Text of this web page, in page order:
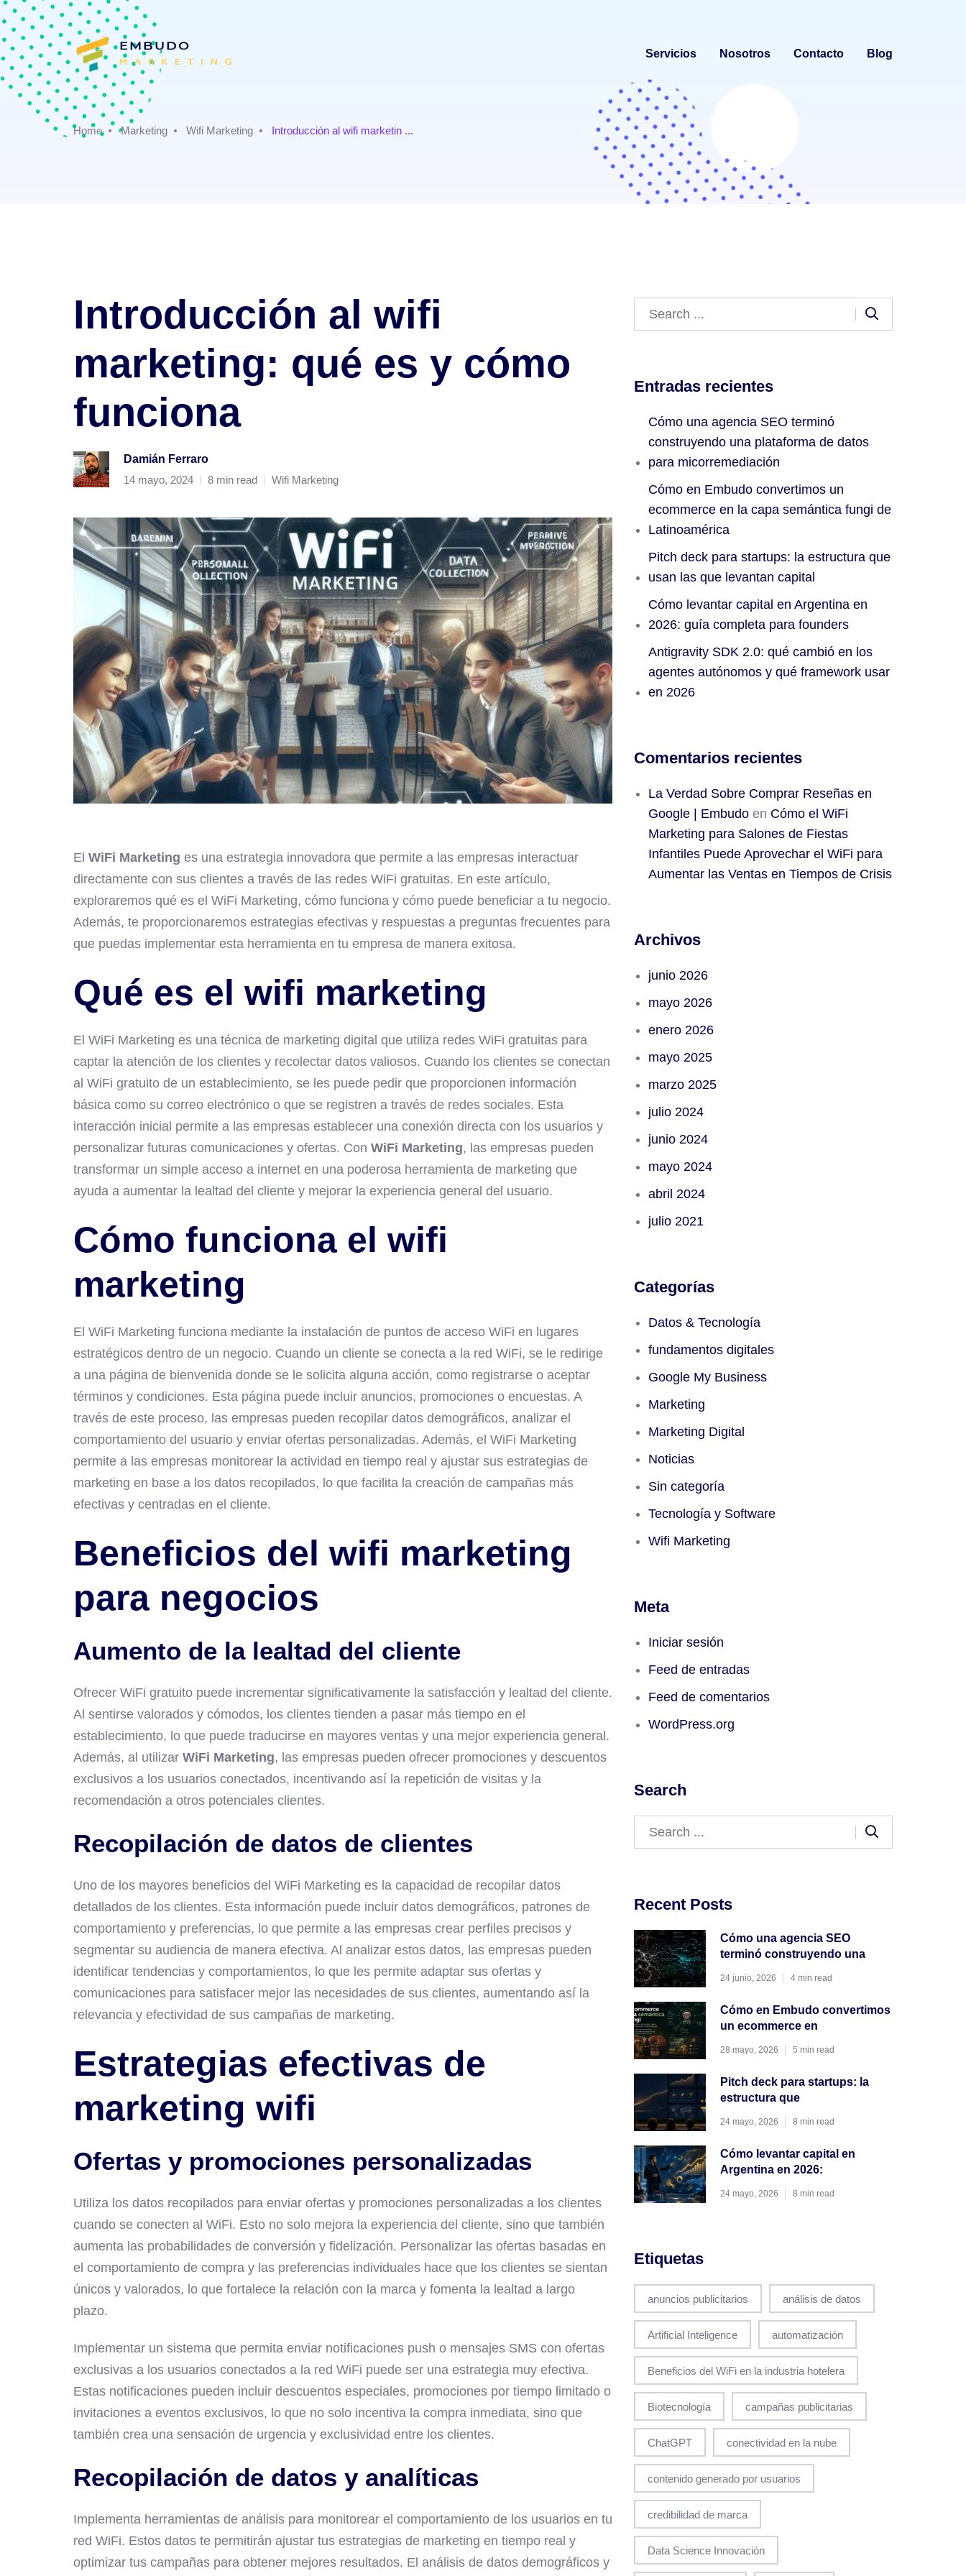
Servicios Nosotros Contacto Blog
Home Marketing Wifi Marketing Introducción al wifi marketin ...
Introducción al wifi
marketing: qué es y cómo
funciona
Damián Ferraro
14 mayo, 2024
8 min read Wifi Marketing
El WiFi Marketing es una estrategia innovadora que permite a las empresas interactuar
directamente con sus clientes a través de las redes WiFi gratuitas. En este artículo,
exploraremos qué es el WiFi Marketing, cómo funciona y cómo puede beneficiar a tu negocio.
Además, te proporcionaremos estrategias efectivas y respuestas a preguntas frecuentes para
que puedas implementar esta herramienta en tu empresa de manera exitosa.
Qué es el wifi marketing
El WiFi Marketing es una técnica de marketing digital que utiliza redes WiFi gratuitas para
captar la atención de los clientes y recolectar datos valiosos. Cuando los clientes se conectan
al WiFi gratuito de un establecimiento, se les puede pedir que proporcionen información
básica como su correo electrónico o que se registren a través de redes sociales. Esta
interacción inicial permite a las empresas establecer una conexión directa con los usuarios y
personalizar futuras comunicaciones y ofertas. Con WiFi Marketing, las empresas pueden
transformar un simple acceso a internet en una poderosa herramienta de marketing que
ayuda a aumentar la lealtad del cliente y mejorar la experiencia general del usuario.
Cómo funciona el wifi
marketing
El WiFi Marketing funciona mediante la instalación de puntos de acceso WiFi en lugares
estratégicos dentro de un negocio. Cuando un cliente se conecta a la red WiFi, se le redirige
a una página de bienvenida donde se le solicita alguna acción, como registrarse o aceptar
términos y condiciones. Esta página puede incluir anuncios, promociones o encuestas. A
través de este proceso, las empresas pueden recopilar datos demográficos, analizar el
comportamiento del usuario y enviar ofertas personalizadas. Además, el WiFi Marketing
permite a las empresas monitorear la actividad en tiempo real y ajustar sus estrategias de
marketing en base a los datos recopilados, lo que facilita la creación de campañas más
efectivas y centradas en el cliente.
Beneficios del wifi marketing
para negocios
Aumento de la lealtad del cliente
Ofrecer WiFi gratuito puede incrementar significativamente la satisfacción y lealtad del cliente.
Al sentirse valorados y cómodos, los clientes tienden a pasar más tiempo en el
establecimiento, lo que puede traducirse en mayores ventas y una mejor experiencia general.
Además, al utilizar WiFi Marketing, las empresas pueden ofrecer promociones y descuentos
exclusivos a los usuarios conectados, incentivando así la repetición de visitas y la
recomendación a otros potenciales clientes.
Recopilación de datos de clientes
Uno de los mayores beneficios del WiFi Marketing es la capacidad de recopilar datos
detallados de los clientes. Esta información puede incluir datos demográficos, patrones de
comportamiento y preferencias, lo que permite a las empresas crear perfiles precisos y
segmentar su audiencia de manera efectiva. Al analizar estos datos, las empresas pueden
identificar tendencias y comportamientos, lo que les permite adaptar sus ofertas y
comunicaciones para satisfacer mejor las necesidades de sus clientes, aumentando así la
relevancia y efectividad de sus campañas de marketing.
Estrategias efectivas de
marketing wifi
Ofertas y promociones personalizadas
Utiliza los datos recopilados para enviar ofertas y promociones personalizadas a los clientes
cuando se conecten al WiFi. Esto no solo mejora la experiencia del cliente, sino que también
aumenta las probabilidades de conversión y fidelización. Personalizar las ofertas basadas en
el comportamiento de compra y las preferencias individuales hace que los clientes se sientan
únicos y valorados, lo que fortalece la relación con la marca y fomenta la lealtad a largo
plazo.
Implementar un sistema que permita enviar notificaciones push o mensajes SMS con ofertas
exclusivas a los usuarios conectados a la red WiFi puede ser una estrategia muy efectiva.
Estas notificaciones pueden incluir descuentos especiales, promociones por tiempo limitado o
invitaciones a eventos exclusivos, lo que no solo incentiva la compra inmediata, sino que
también crea una sensación de urgencia y exclusividad entre los clientes.
Recopilación de datos y analíticas
Implementa herramientas de análisis para monitorear el comportamiento de los usuarios en tu
red WiFi. Estos datos te permitirán ajustar tus estrategias de marketing en tiempo real y
optimizar tus campañas para obtener mejores resultados. El análisis de datos demográficos y
Entradas recientes
Cómo una agencia SEO terminó
construyendo una plataforma de datos
para micorremediación
Cómo en Embudo convertimos un
ecommerce en la capa semántica fungi de
Latinoamérica
Pitch deck para startups: la estructura que
usan las que levantan capital
Cómo levantar capital en Argentina en
2026: guía completa para founders
Antigravity SDK 2.0: qué cambió en los
agentes autónomos y qué framework usar
en 2026
Comentarios recientes
La Verdad Sobre Comprar Reseñas en
Google | Embudo en Cómo el WiFi
Marketing para Salones de Fiestas
Infantiles Puede Aprovechar el WiFi para
Aumentar las Ventas en Tiempos de Crisis
Archivos
junio 2026
mayo 2026
enero 2026
mayo 2025
marzo 2025
julio 2024
junio 2024
mayo 2024
abril 2024
julio 2021
Categorías
Datos & Tecnología
fundamentos digitales
Google My Business
Marketing
Marketing Digital
Noticias
Sin categoría
Tecnología y Software
Wifi Marketing
Meta
Iniciar sesión
Feed de entradas
Feed de comentarios
WordPress.org
Search
Recent Posts
Cómo una agencia SEO
terminó construyendo una
24 junio, 2026 4 min read
Cómo en Embudo convertimos
un ecommerce en
28 mayo, 2026 5 min read
Pitch deck para startups: la
estructura que
24 mayo, 2026 8 min read
Cómo levantar capital en
Argentina en 2026:
24 mayo, 2026 8 min read
Etiquetas
anuncios publicitarios análisis de datos
Artificial Inteligence automatización
Beneficios del WiFi en la industria hotelera
Biotecnología campañas publicitarias
ChatGPT conectividad en la nube
contenido generado por usuarios
credibilidad de marca
Data Science Innovación